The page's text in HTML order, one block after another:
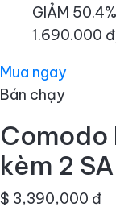
GIẢM 50.4%
1.690.000
Mua ngay
Bán chạy
Comodo
kèm 2
$ 3,390,000 đ